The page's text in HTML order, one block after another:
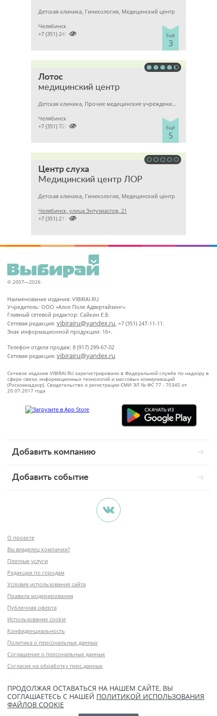
Детская клиника, Гинекология, Медицинский центр
Ещё
3
Челябинск

+7 (351) 2400303
Лотос
медицинский центр
Детская клиника, Прочие медицинские учреждения, Гинекология
Ещё
5
Челябинск

+7 (351) 7298929
Центр слуха
Медицинский центр ЛОР
Детская клиника, Гинекология, Медицинский центр
Челябинск, улица Энтузиастов, 21

+7 (351) 2170167
© 2007—2026
Наименование издания: VIBIRAI.RU
Учредитель: ООО «Алое Поле Адвертайзинг».
Главный сетевой редактор: Сайкин Е.Б.
Сетевая редакция: vibirairu@yandex.ru, +7 (351) 247-11-11.
Знак информационной продукции: 16+.
Телефон отдела продаж: 8 (917) 299-67-02
Сетевая редакция: vibirairu@yandex.ru
Сетевое издание VIBIRAI.RU зарегистрировано в Федеральной службе по надзору в
сфере связи, информационных технологий и массовых коммуникаций
(Роскомнадзор). Свидетельство о регистрации СМИ ЭЛ № ФС 77 - 70345 от
20.07.2017 года
Добавить компанию
Добавить событие
О проекте
Вы владелец компании?
Платные услуги
Редакции по городам
Условия использования сайта
Правила модерирования
Публичная оферта
Использование cookie
Конфиденциальность
Политика о персональных данных
Соглашение о персональных данных
Согласие на обработку перс.данных
ПРОДОЛЖАЯ ОСТАВАТЬСЯ НА НАШЕМ САЙТЕ, ВЫ
СОГЛАШАЕТЕСЬ С НАШЕЙ ПОЛИТИКОЙ ИСПОЛЬЗОВАНИЯ
ФАЙЛОВ COOKIE